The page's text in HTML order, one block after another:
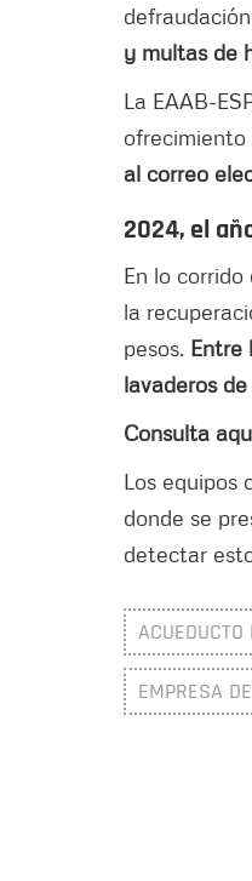
y multas de
La EAAB-
ofrecimiento
al correo
2024, el
En lo
la
pesos. Entre
lavaderos
Consulta
Los equipos
donde se
detectar
ACUEDUCTO
EMPRESA